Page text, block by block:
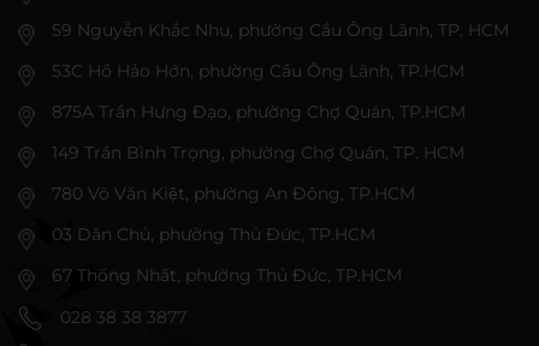
59 Nguyễn Khắc Nhu, phường Cầu Ông Lãnh, TP. HCM
53C Hồ Hảo Hớn, phường Cầu Ông Lãnh, TP.HCM
875A Trần Hưng Đạo, phường Chợ Quán, TP.HCM
149 Trần Bình Trọng, phường Chợ Quán, TP. HCM
780 Võ Văn Kiệt, phường An Đông, TP.HCM
03 Dân Chủ, phường Thủ Đức, TP.HCM
67 Thống Nhất, phường Thủ Đức, TP.HCM
028 38 38 3877